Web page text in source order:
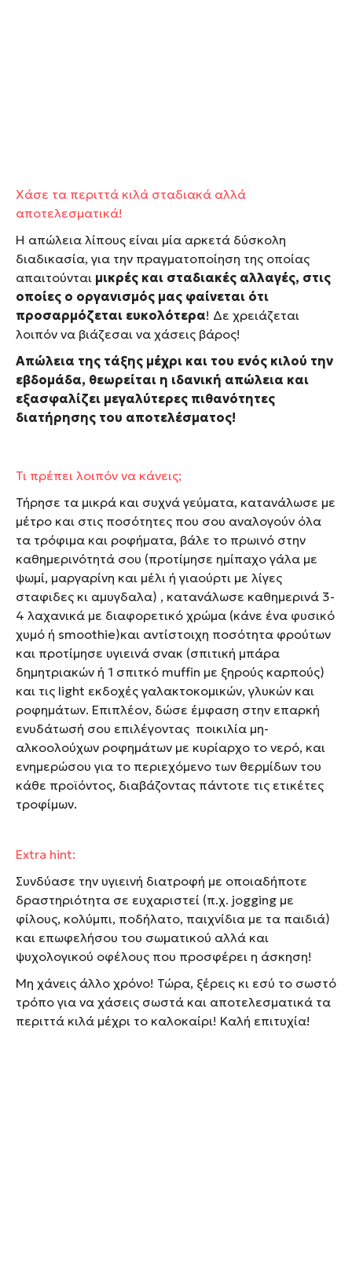
Χάσε τα περιττά κιλά σταδιακά αλλά
αποτελεσματικά!
Η απώλεια λίπους είναι μία αρκετά δύσκολη
διαδικασία, για την πραγματοποίηση της οποίας
απαιτούνται μικρές και σταδιακές αλλαγές, στις
οποίες ο οργανισμός μας φαίνεται ότι
προσαρμόζεται ευκολότερα! Δε χρειάζεται
λοιπόν να βιάζεσαι να χάσεις βάρος!
Απώλεια της τάξης μέχρι και του ενός κιλού την
εβδομάδα, θεωρείται η ιδανική απώλεια και
εξασφαλίζει μεγαλύτερες πιθανότητες
διατήρησης του αποτελέσματος!
Τι πρέπει λοιπόν να κάνεις;
Τήρησε τα μικρά και συχνά γεύματα, κατανάλωσε με
μέτρο και στις ποσότητες που σου αναλογούν όλα
τα τρόφιμα και ροφήματα, βάλε το πρωινό στην
καθημερινότητά σου (προτίμησε ημίπαχο γάλα με
ψωμί, μαργαρίνη και μέλι ή γιαούρτι με λίγες
σταφιδες κι αμυγδαλα) , κατανάλωσε καθημερινά 3-
4 λαχανικά με διαφορετικό χρώμα (κάνε ένα φυσικό
χυμό ή smoothie)και αντίστοιχη ποσότητα φρούτων
και προτίμησε υγιεινά σνακ (σπιτική μπάρα
δημητριακών ή 1 σπιτκό muffin με ξηρούς καρπούς)
και τις light εκδοχές γαλακτοκομικών, γλυκών και
ροφημάτων. Επιπλέον, δώσε έμφαση στην επαρκή
ενυδάτωσή σου επιλέγοντας ποικιλία μη-
αλκοολούχων ροφημάτων με κυρίαρχο το νερό, και
ενημερώσου για το περιεχόμενο των θερμίδων του
κάθε προϊόντος, διαβάζοντας πάντοτε τις ετικέτες
τροφίμων.
Extra hint:
Συνδύασε την υγιεινή διατροφή με οποιαδήποτε
δραστηριότητα σε ευχαριστεί (π.χ. jogging με
φίλους, κολύμπι, ποδήλατο, παιχνίδια με τα παιδιά)
και επωφελήσου του σωματικού αλλά και
ψυχολογικού οφέλους που προσφέρει η άσκηση!
Μη χάνεις άλλο χρόνο! Τώρα, ξέρεις κι εσύ το σωστό
τρόπο για να χάσεις σωστά και αποτελεσματικά τα
περιττά κιλά μέχρι το καλοκαίρι! Καλή επιτυχία!